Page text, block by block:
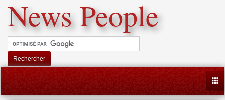
News People
Rechercher